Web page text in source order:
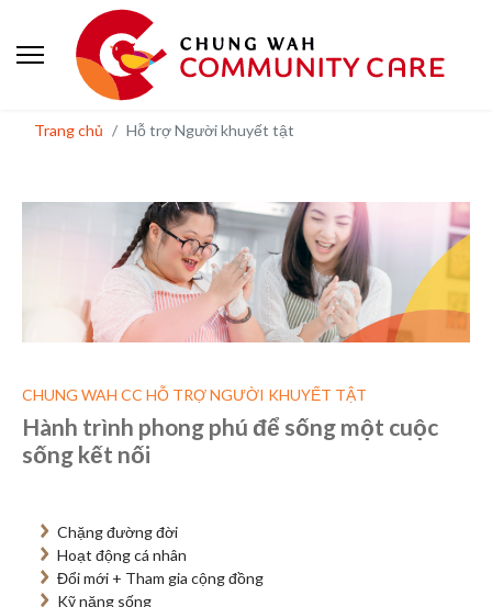
Trang chủ Hỗ trợ Người khuyết tật
CHUNG WAH CC HỖ TRỢ NGƯỜI KHUYẾT TẬT
Hành trình phong phú để sống một cuộc
sống kết nối
Chặng đường đời
Hoạt động cá nhân
Đổi mới + Tham gia cộng đồng
Kỹ năng sống